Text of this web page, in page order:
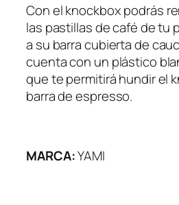
d
Con el knockbox podrás
las pastillas de café de tu
a su barra cubierta de
cuenta con un plástico
que te permitirá hundir el
barra de espresso.
MARCA:YAMI